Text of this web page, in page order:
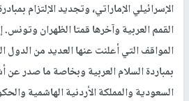
الإسرائيلي الإماراتي، وتجديد الإلتزام
القمم العربية وآخرها قمتا الظهران وتونس.
المواقف التي أعلنت عنها العديد من الدول
بمباردة السلام العربية وبخاصة ما صدر عن
السعودية والمملكة الأردنية الهاشمية